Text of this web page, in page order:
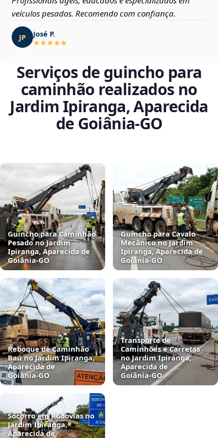
veículos pesados. Recomendo com confiança.
JP José P.
Serviços de guincho para
caminhão realizados no
Jardim Ipiranga, Aparecida
de Goiânia‑GO
Guincho para Caminhão
Pesado no Jardim
Ipiranga, Aparecida de
Goiânia‑GO
Guincho para Cavalo
Mecânico no Jardim
Ipiranga, Aparecida de
Goiânia‑GO
Reboque de Caminhão
Baú no Jardim Ipiranga,
Aparecida de
Goiânia‑GO
Transporte de
Caminhões e Carretas
no Jardim Ipiranga,
Aparecida de
Goiânia‑GO
Socorro em Rodovias no
Jardim Ipiranga,
Aparecida de